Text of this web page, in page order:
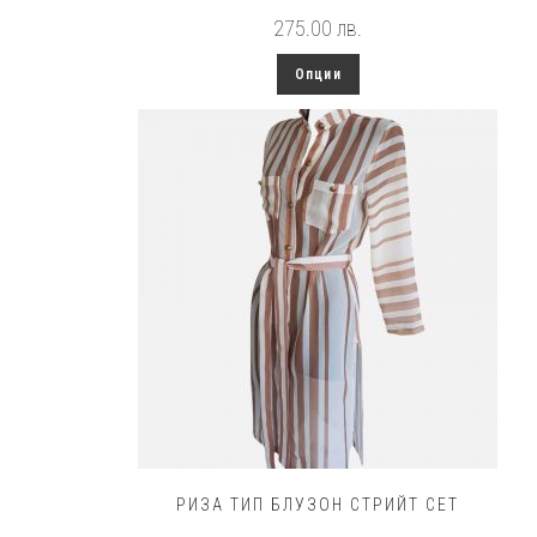
275.00 лв.
Опции
has
multiple
variants.
The
options
may
be
chosen
on
the
product
page
РИЗА ТИП БЛУЗОН СТРИЙТ СЕТ